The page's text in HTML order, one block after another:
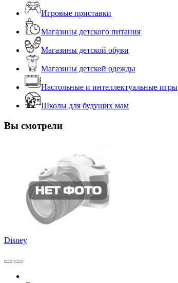
Игровые приставки
Магазины детского питания
Магазины детской обуви
Магазины детской одежды
Настольные и интеллектуальные игры
Школы для будущих мам
Вы смотрели
Disney